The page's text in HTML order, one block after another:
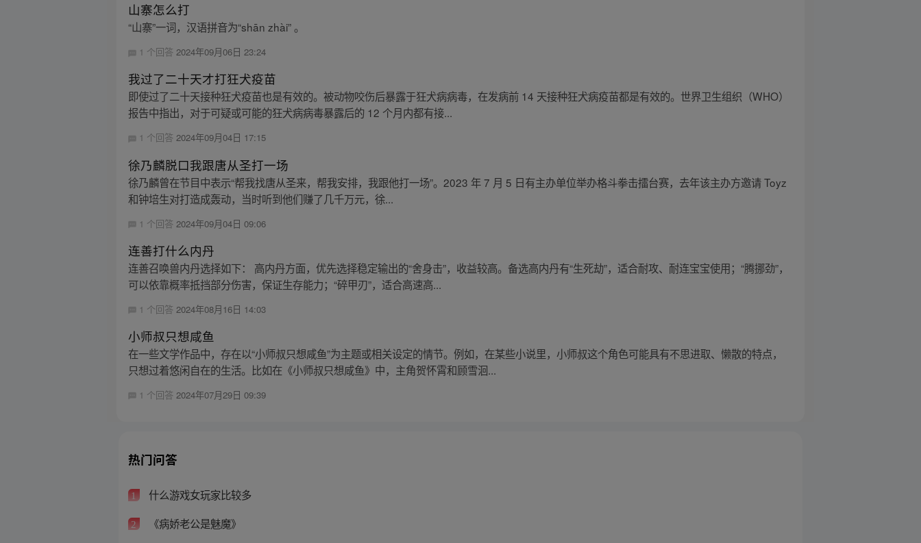
山寨怎么打
“山寨”一词，汉语拼音为“shān zhài” 。
1 个回答2024年09月06日 23:24
我过了二十天才打狂犬疫苗
即使过了二十天接种狂犬疫苗也是有效的。被动物咬伤后暴露于狂犬病病毒，在发病前 14 天接种狂犬病疫苗都是有效的。世界卫生组织（WHO）
报告中指出，对于可疑或可能的狂犬病病毒暴露后的 12 个月内都有接...
1 个回答2024年09月04日 17:15
徐乃麟脱口我跟唐从圣打一场
徐乃麟曾在节目中表示“帮我找唐从圣来，帮我安排，我跟他打一场”。2023 年 7 月 5 日有主办单位举办格斗拳击擂台赛，去年该主办方邀请 Toyz
和钟培生对打造成轰动，当时听到他们赚了几千万元，徐...
1 个回答 2024年09月04日 09:06
连善打什么内丹
连善召唤兽内丹选择如下： 高内丹方面，优先选择稳定输出的“舍身击”，收益较高。备选高内丹有“生死劫”，适合耐攻、耐连宝宝使用；“腾挪劲”，
可以依靠概率抵挡部分伤害，保证生存能力；“碎甲刃”，适合高速高...
1 个回答 2024年08月16日 14:03
小师叔只想咸鱼
在一些文学作品中，存在以“小师叔只想咸鱼”为主题或相关设定的情节。例如，在某些小说里，小师叔这个角色可能具有不思进取、懒散的特点，
只想过着悠闲自在的生活。比如在《小师叔只想咸鱼》中，主角贺怀霄和顾雪洄...
1 个回答2024年07月29日 09:39
热门问答
1 什么游戏女玩家比较多
2 《病娇老公是魅魔》